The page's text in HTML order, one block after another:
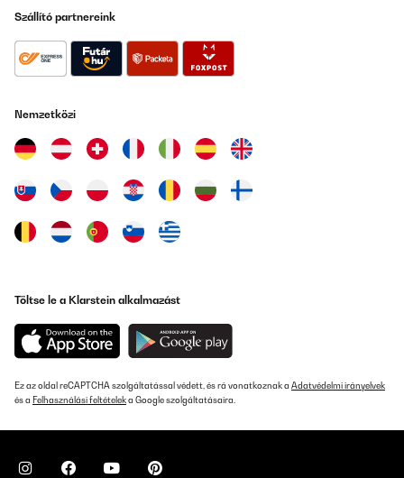
bekommen, das Gerät zurückgeschickt und kostenlos ein
Trockenleistung, genaue Feuchtigkeitsregelung, schnelle
Ergebnisse. Dies war auch beim Vorgänger der Fall. Ich kann zum
Kundenservice und der Problemlösung nur sagen, dass ich
Fordítsd le
Gutes Gerät, tut bis jetzt was es soll. Perfekt verpackt
14/12/2025
mold in the house. I start a movie, and by the time it ends, it has
Szállító partnereink
Nemzetközi
Töltse le a Klarstein alkalmazást
Ez az oldal reCAPTCHA szolgáltatással védett, és rá vonatkoznak a Adatvédelmi irányelvek
és a Felhasználási feltételeka Google szolgáltatásaira.